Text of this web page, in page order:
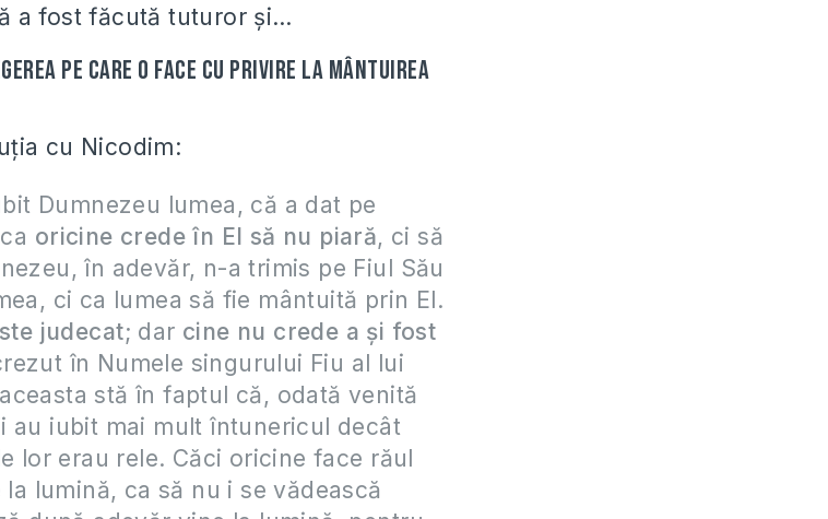
a fost făcută tuturor şi…
pe care o face cu privire la mântuirea
cu Nicodim:
Dumnezeu lumea, că a dat pe
oricine crede în El să nu piară, ci să
în adevăr, n-a trimis pe Fiul Său
ci ca lumea să fie mântuită prin El.
judecat; dar cine nu crede a şi fost
în Numele singurului Fiu al lui
stă în faptul că, odată venită
au iubit mai mult întunericul decât
lor erau rele. Căci oricine face răul
lumină, ca să nu i se vădească